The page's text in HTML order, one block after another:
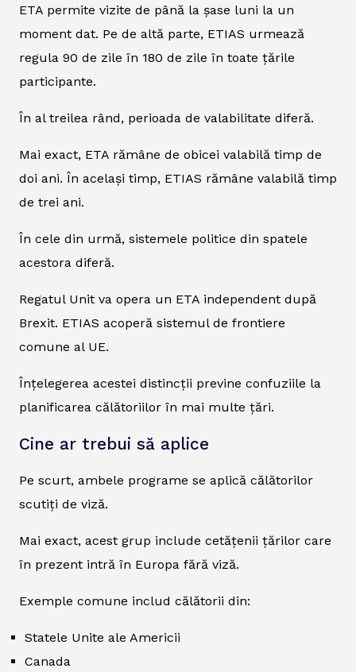
ETA permite vizite de până la șase luni la un
moment dat. Pe de altă parte, ETIAS urmează
regula 90 de zile în 180 de zile în toate țările
participante.
În al treilea rând, perioada de valabilitate diferă.
Mai exact, ETA rămâne de obicei valabilă timp de
doi ani. În același timp, ETIAS rămâne valabilă timp
de trei ani.
În cele din urmă, sistemele politice din spatele
acestora diferă.
Regatul Unit va opera un ETA independent după
Brexit. ETIAS acoperă sistemul de frontiere
comune al UE.
Înțelegerea acestei distincții previne confuziile la
planificarea călătoriilor în mai multe țări.
Cine ar trebui să aplice
Pe scurt, ambele programe se aplică călătorilor
scutiți de viză.
Mai exact, acest grup include cetățenii țărilor care
în prezent intră în Europa fără viză.
Exemple comune includ călătorii din:
Statele Unite ale Americii
Canada